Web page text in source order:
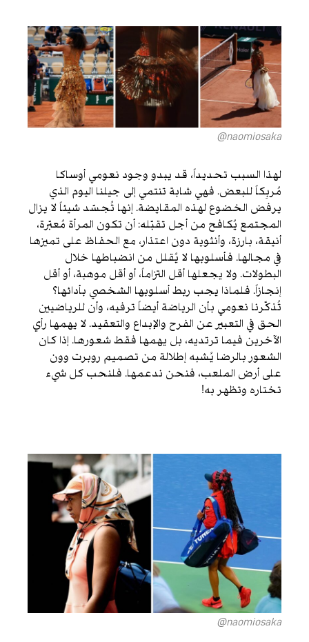
naomiosaka@
لهذا السبب تحديداً، قد يبدو وجود نعومي أوساكا
مُربِكاً للبعض. فهي شابة تنتمي إلى جيلنا اليوم الذي
يرفض الخضوع لهذه المقايضة. إنها تُجسّد شيئاً لا يزال
المجتمع يُكافح من أجل تقبّله: أن تكون المرأة مُعبّرة،
أنيقة، بارزة، وأنثوية دون اعتذار، مع الحفاظ على تميزها
في مجالها. فأسلوبها لا يُقلل من انضباطها خلال
البطولات. ولا يجعلها أقل التزاماً، أو أقل موهبة، أو أقل
إنجازاً. فلماذا يجب ربط أسلوبها الشخصي بأدائها؟
تُذكّرنا نعومي بأن الرياضة أيضاً ترفيه، وأن للرياضيين
الحق في التعبير عن الفرح والإبداع والتعقيد. لا يهمها رأي
الآخرين فيما ترتديه، بل يهمها فقط شعورها. إذا كان
الشعور بالرضا يُشبه إطلالة من تصميم روبرت وون
على أرض الملعب، فنحن ندعمها. فلنحب كل شيء
تختاره وتظهر به!
naomiosaka@